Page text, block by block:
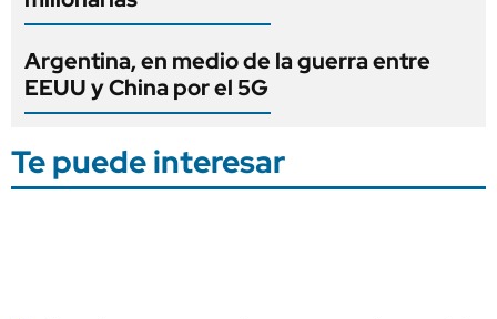
Argentina, en medio de la guerra entre
EEUU y China por el 5G
Te puede interesar